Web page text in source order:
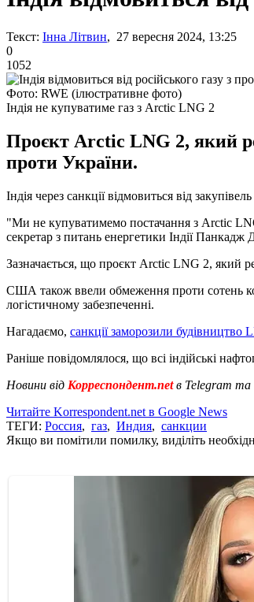
Текст: Інна Літвин, 27 вересня 2024, 13:25
0
1052
Фото: RWE (ілюстративне фото)
Індія не купуватиме газ з Arctic LNG 2
Проєкт Arctic LNG 2, який
проти України.
Індія через санкції відмовиться від
"Ми не купуватимемо постачання з Arctic
секретар з питань енергетики Індії Панкадж
Зазначається, що проєкт Arctic LNG 2, який
США також ввели обмеження проти сотень
логістичному забезпеченні.
Нагадаємо, санкції заморозили будівництво
Раніше повідомлялося, що всі індійські
Новини від Корреспондент.netв Telegram та
Читайте Korrespondent.net в Google News
ТЕГИ: Россия, газ, Индия, санкции
Якщо ви помітили помилку, виділіть